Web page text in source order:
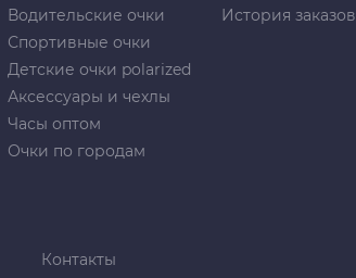
Водительские очки
Спортивные очки
Детские очки polarized
Аксессуары и чехлы
Часы оптом
Очки по городам
История заказов
Контакты